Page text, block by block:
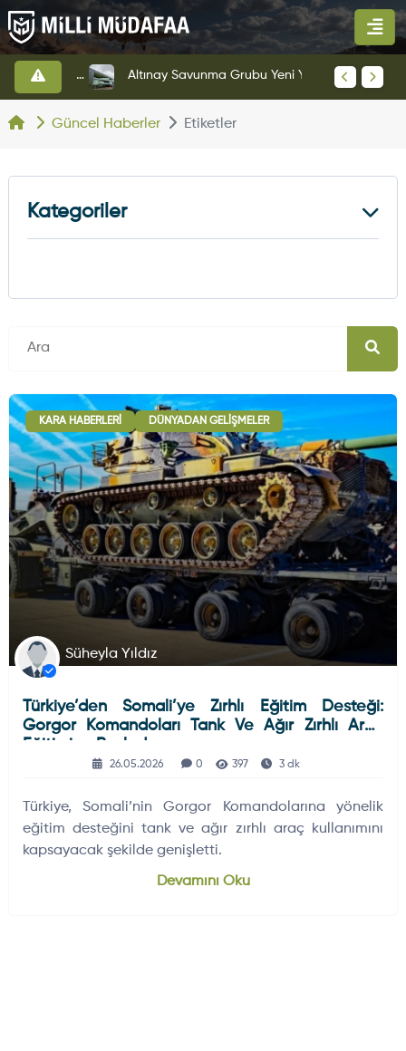
Güncel Haberler Etiketler
KARA HABERLERI DÜNYADAN GELIŞMELER
Süheyla Yıldız
Türkiye’den Somali’ye Zırhlı Eğitim Desteği:
Gorgor Komandoları Tank Ve Ağır Zırhlı Araç
Eğitimine Başladı
26.05.2026 0 397 3 dk
Türkiye, Somali’nin Gorgor Komandolarına yönelik
eğitim desteğini tank ve ağır zırhlı araç kullanımını
kapsayacak şekilde genişletti.
Devamını Oku
Kategoriler
Deniz Haberleri 223
Uydu ve Uzay Haberi 44
Silah ve Mühimmatlar 231
Füze ve Roketler 226
Dünyadan Gelişmeler